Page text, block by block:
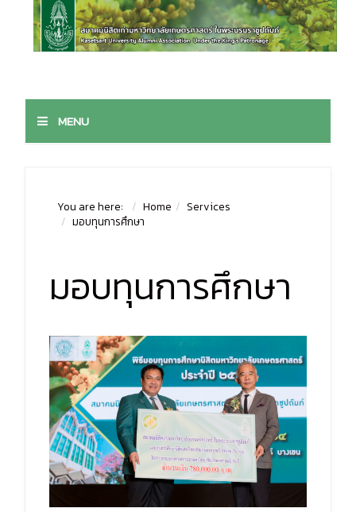
MENU
You are here: Home
Services
มอบทุนการศึกษา
มอบทุนการศึกษา